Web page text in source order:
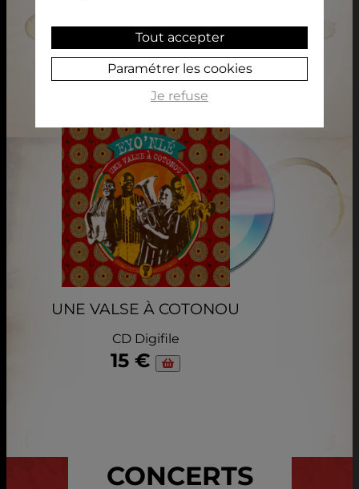
EMPREINTE DU PÈRE
CD Digifile
UNE VALSE À COTONOU
CD Digifile
15 €
CONCERTS
Tout accepter
Paramétrer les cookies
Je refuse